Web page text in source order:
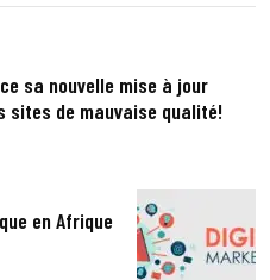
sa nouvelle mise à jour
sites de mauvaise qualité!
en Afrique